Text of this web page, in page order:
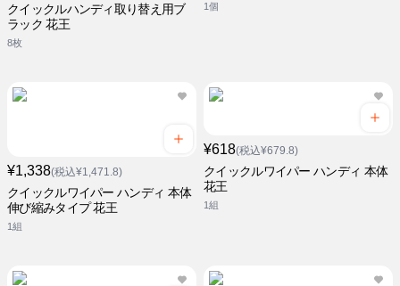
クイックルハンディ取り替え用ブ
ラック 花王
8枚
1個
¥1,338(税込¥1,471.8)
クイックルワイパー ハンディ 本体
伸び縮みタイプ 花王
1組
¥618(税込¥679.8)
クイックルワイパー ハンディ 本体
花王
1組